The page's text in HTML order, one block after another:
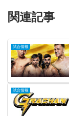
関連記事
試合情報
試合情報